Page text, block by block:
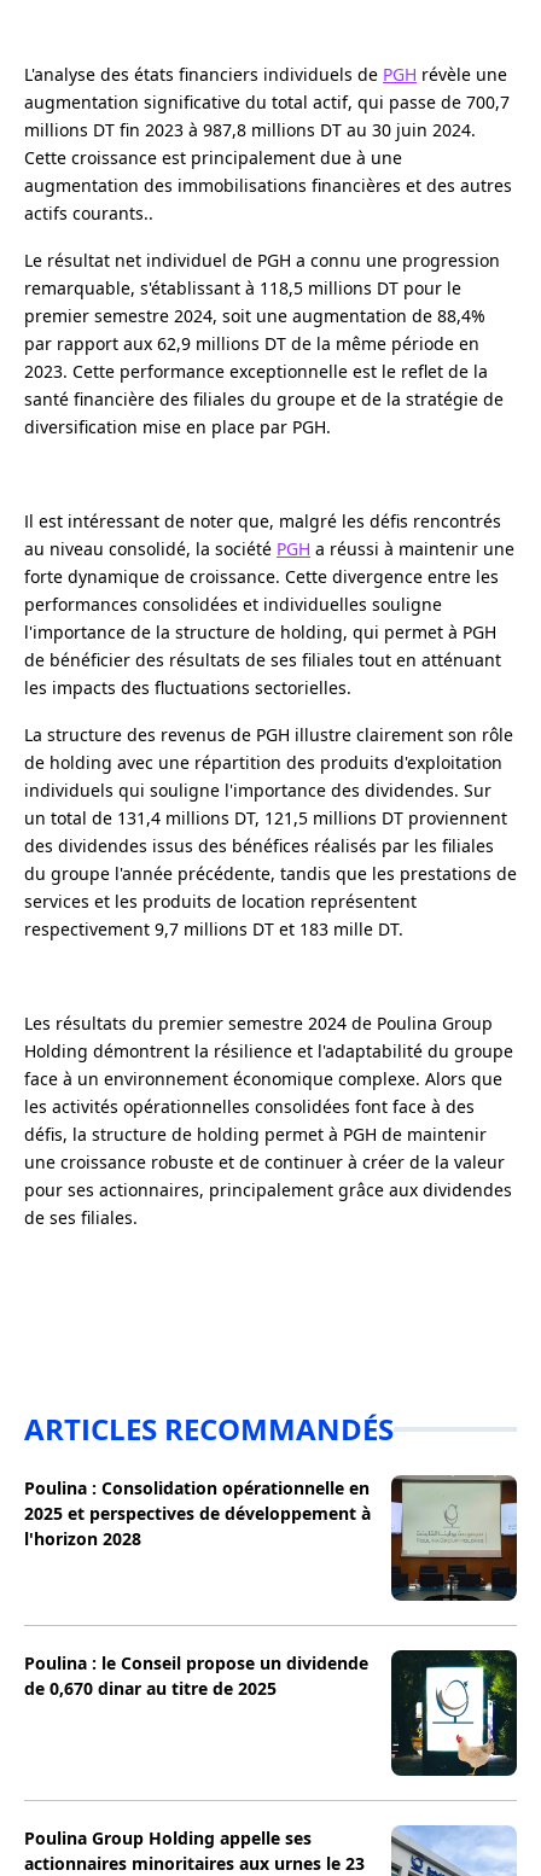
L'analyse des états financiers individuels de PGH révèle une
augmentation significative du total actif, qui passe de 700,7
millions DT fin 2023 à 987,8 millions DT au 30 juin 2024.
Cette croissance est principalement due à une
augmentation des immobilisations financières et des autres
actifs courants..
Le résultat net individuel de PGH a connu une progression
remarquable, s'établissant à 118,5 millions DT pour le
premier semestre 2024, soit une augmentation de 88,4%
par rapport aux 62,9 millions DT de la même période en
2023. Cette performance exceptionnelle est le reflet de la
santé financière des filiales du groupe et de la stratégie de
diversification mise en place par PGH.
Il est intéressant de noter que, malgré les défis rencontrés
au niveau consolidé, la société PGH a réussi à maintenir une
forte dynamique de croissance. Cette divergence entre les
performances consolidées et individuelles souligne
l'importance de la structure de holding, qui permet à PGH
de bénéficier des résultats de ses filiales tout en atténuant
les impacts des fluctuations sectorielles.
La structure des revenus de PGH illustre clairement son rôle
de holding avec une répartition des produits d'exploitation
individuels qui souligne l'importance des dividendes. Sur
un total de 131,4 millions DT, 121,5 millions DT proviennent
des dividendes issus des bénéfices réalisés par les filiales
du groupe l'année précédente, tandis que les prestations de
services et les produits de location représentent
respectivement 9,7 millions DT et 183 mille DT.
Les résultats du premier semestre 2024 de Poulina Group
Holding démontrent la résilience et l'adaptabilité du groupe
face à un environnement économique complexe. Alors que
les activités opérationnelles consolidées font face à des
défis, la structure de holding permet à PGH de maintenir
une croissance robuste et de continuer à créer de la valeur
pour ses actionnaires, principalement grâce aux dividendes
de ses filiales.
ARTICLES RECOMMANDÉS
Poulina : Consolidation opérationnelle en
2025 et perspectives de développement à
l'horizon 2028
Poulina : le Conseil propose un dividende
de 0,670 dinar au titre de 2025
Poulina Group Holding appelle ses
actionnaires minoritaires aux urnes le 23